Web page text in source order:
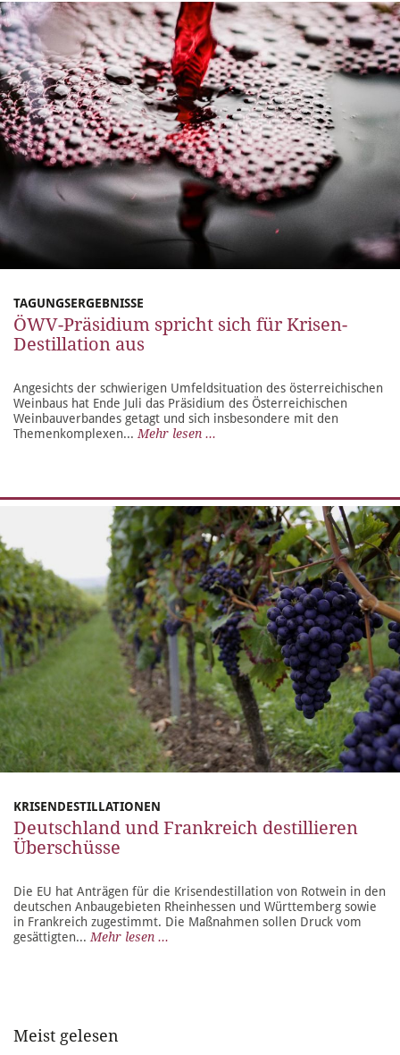
TAGUNGSERGEBNISSE
ÖWV-Präsidium spricht sich für Krisen-
Destillation aus
Angesichts der schwierigen Umfeldsituation des österreichischen
Weinbaus hat Ende Juli das Präsidium des Österreichischen
Weinbauverbandes getagt und sich insbesondere mit den
Themenkomplexen... Mehr lesen ...
KRISENDESTILLATIONEN
Deutschland und Frankreich destillieren
Überschüsse
Die EU hat Anträgen für die Krisendestillation von Rotwein in den
deutschen Anbaugebieten Rheinhessen und Württemberg sowie
in Frankreich zugestimmt. Die Maßnahmen sollen Druck vom
gesättigten... Mehr lesen ...
Meist gelesen